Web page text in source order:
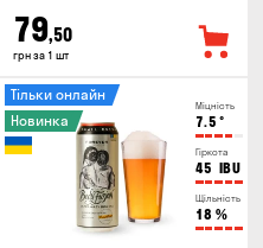
79,50
грн за 1 шт
Міцність
7.5 °
Гіркота
45 IBU
Щільність
18 %
Тільки онлайн
Новинка